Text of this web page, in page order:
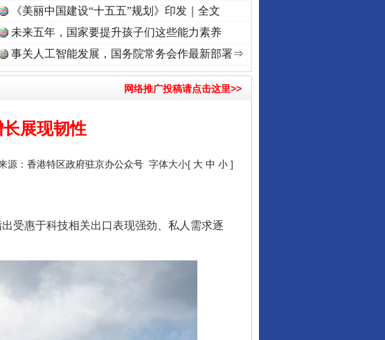
..·[视频]牢记初心使命 奋进复兴征程丨“转折之城”激荡..·[视频]
《美丽中国建设“十五五”规划》印发｜全文
未来五年，国家要提升孩子们这些能力素养
事关人工智能发展，国务院常务会作最新部署⇒
网络推广投稿请点击这里>>
展现韧性
源： 香港特区政府驻京办公众号 字体大小[ 大 中 小 ]
惠于科技相关出口表现强劲、私人需求逐